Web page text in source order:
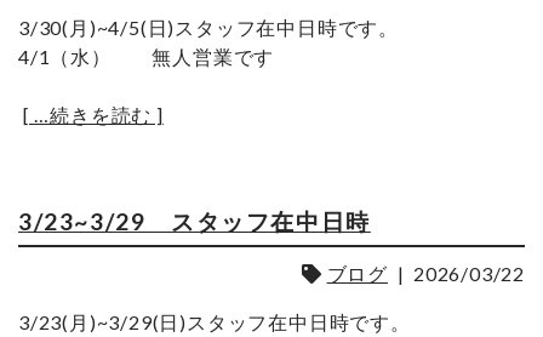
3/30(月)~4/5(日)スタッフ在中日時です。
4/1（水） 無人営業です
[ …続きを読む ]
3/23~3/29 スタッフ在中日時
ブログ | 2026/03/22
3/23(月)~3/29(日)スタッフ在中日時です。